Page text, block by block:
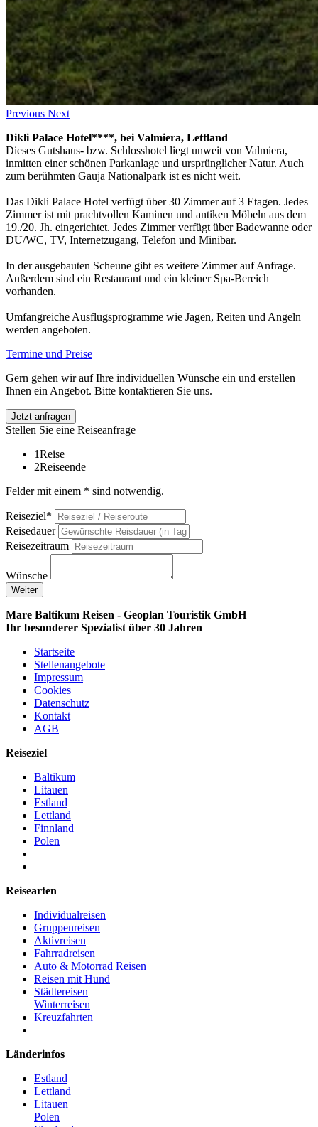
Previous Next
Dikli Palace Hotel****, bei Valmiera, Lettland
Dieses Gutshaus- bzw. Schlosshotel liegt unweit von Valmiera,
inmitten einer schönen Parkanlage und ursprünglicher Natur. Auch
zum berühmten Gauja Nationalpark ist es nicht weit.
Das Dikli Palace Hotel verfügt über 30 Zimmer auf 3 Etagen. Jedes
Zimmer ist mit prachtvollen Kaminen und antiken Möbeln aus dem
19./20. Jh. eingerichtet. Jedes Zimmer verfügt über Badewanne oder
DU/WC, TV, Internetzugang, Telefon und Minibar.
In der ausgebauten Scheune gibt es weitere Zimmer auf Anfrage.
Außerdem sind ein Restaurant und ein kleiner Spa-Bereich
vorhanden.
Umfangreiche Ausflugsprogramme wie Jagen, Reiten und Angeln
werden angeboten.
Termine und Preise
Gern gehen wir auf Ihre individuellen Wünsche ein und erstellen
Ihnen ein Angebot. Bitte kontaktieren Sie uns.
Jetzt anfragen
Stellen Sie eine Reiseanfrage
1Reise
2Reiseende
Felder mit einem * sind notwendig.
Reiseziel*
Reisedauer
Reisezeitraum
Wünsche
Weiter
Mare Baltikum Reisen - Geoplan Touristik GmbH
Ihr besonderer Spezialist über 30 Jahren
Startseite
Stellenangebote
Impressum
Cookies
Datenschutz
Kontakt
AGB
Reiseziel
Baltikum
Litauen
Estland
Lettland
Finnland
Polen
Reisearten
Individualreisen
Gruppenreisen
Aktivreisen
Fahrradreisen
Auto & Motorrad Reisen
Reisen mit Hund
Städtereisen
Winterreisen
Kreuzfahrten
Länderinfos
Estland
Lettland
Litauen
Polen